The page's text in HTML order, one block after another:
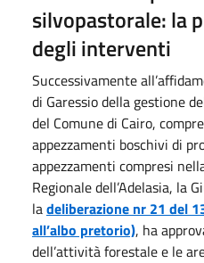
silvopastorale: la
degli interventi
Successivamente
di Garessio della gestione
del Comune di Cairo,
appezzamenti boschivi di
appezzamenti compresi
Regionale dell’Adelasia, la
ladeliberazione nr 21 del
all’albo pretorio), ha
dell’attività forestale e le